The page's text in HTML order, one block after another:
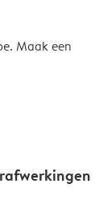
Maak een